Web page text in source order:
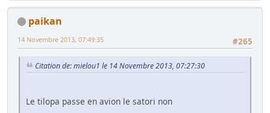
paikan
#265
14 Novembre 2013, 07:49:35
Citation de: mielou1 le 14 Novembre 2013, 07:27:30
Le tilopa passe en avion le satori non